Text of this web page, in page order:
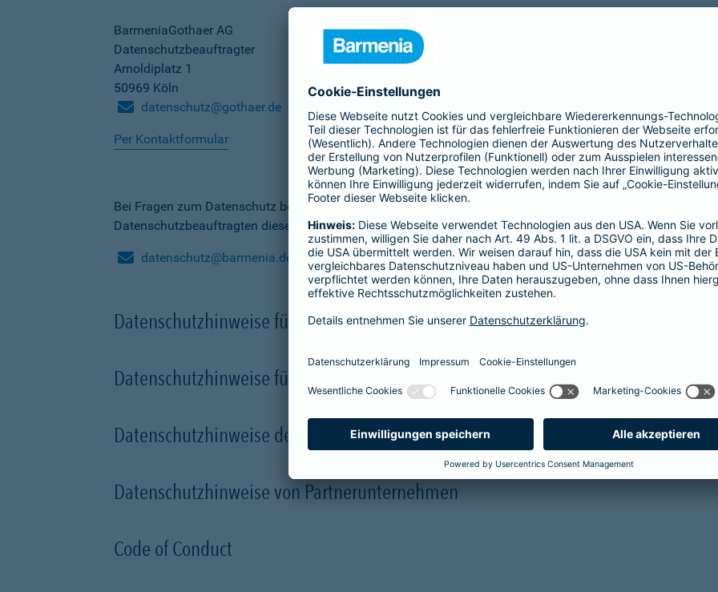
BarmeniaGothaer AG
Datenschutzbeauftragter
Arnoldiplatz 1
50969 Köln
datenschutz@gothaer.de
Per Kontaktformular
Bei Fragen zum Datenschutz bei der Barmenia Krankenversicherung AG und der Barmenia Allgemeine
Datenschutzbeauftragten dieser Gesellschaften kontaktieren.
datenschutz@barmenia.de
Datenschutzhinweise für Besucher der Webseite
Datenschutzhinweise für Onlinepräsenzen in sozialen Medien
Datenschutzhinweise der Versicherungsunternehmen
Datenschutzhinweise von Partnerunternehmen
Code of Conduct